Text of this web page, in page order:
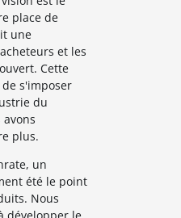
place de
une
et les
Cette
s'imposer
du
plus.
un
été le point
Nous